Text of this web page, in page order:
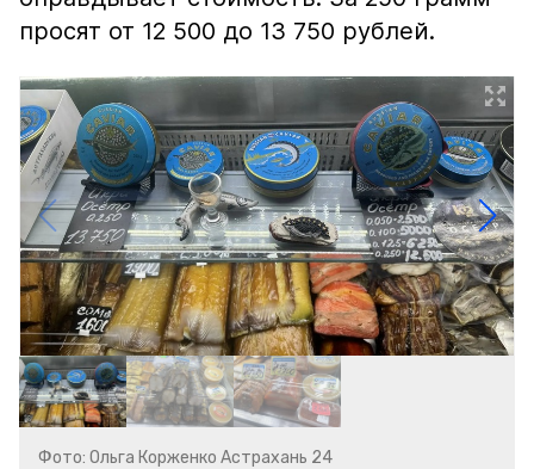
просят от 12 500 до 13 750 рублей.
Фото: Ольга Корженко Астрахань 24